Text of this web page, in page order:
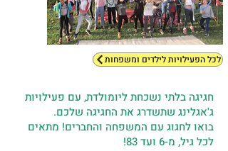
לכל הפעילויות לילדים ומשפחות
חגיגה בלתי נשכחת ליומולדת, עם פעילויות
ג'אגלינג שתשדרג את החגיגה שלכם.
בואו לחגוג עם המשפחה והחברים! מתאים
לכל גיל, מ-6 ועד 83!